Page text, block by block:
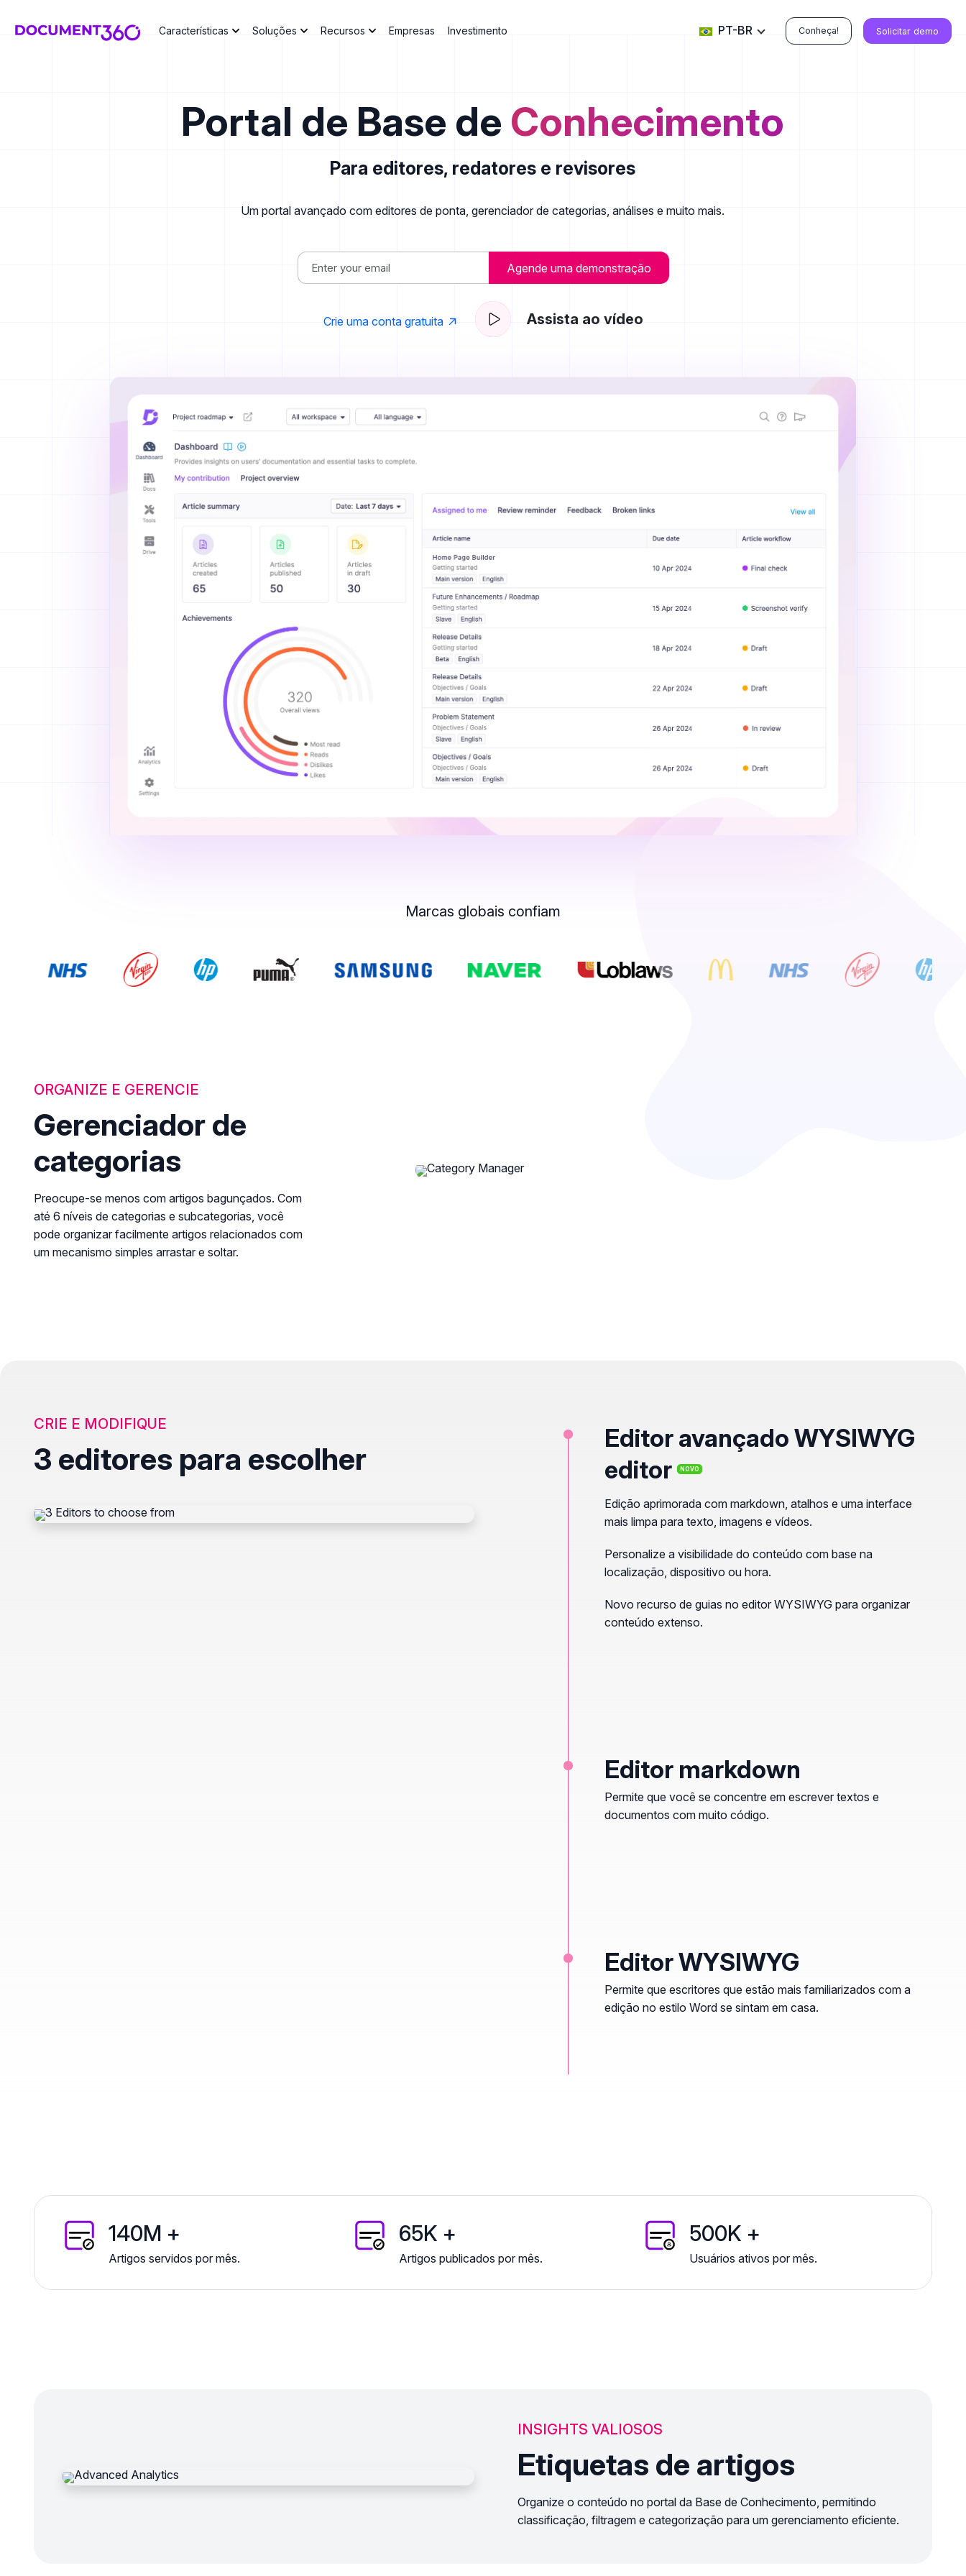
Características Soluções Recursos Empresas Investimento PT-BR Conheça! Solicitar demo
Portal de Base de Conhecimento
Para editores, redatores e revisores
Um portal avançado com editores de ponta, gerenciador de categorias, análises e muito mais.
Agende uma demonstração
Crie uma conta gratuita Assista ao vídeo
Marcas globais confiam
ORGANIZE E GERENCIE
Gerenciador de
categorias
Preocupe-se menos com artigos bagunçados. Com
até 6 níveis de categorias e subcategorias, você
pode organizar facilmente artigos relacionados com
um mecanismo simples arrastar e soltar.
CRIE E MODIFIQUE
3 editores para escolher
Editor avançado WYSIWYG
editor NOVO
Edição aprimorada com markdown, atalhos e uma interface
mais limpa para texto, imagens e vídeos.
Personalize a visibilidade do conteúdo com base na
localização, dispositivo ou hora.
Novo recurso de guias no editor WYSIWYG para organizar
conteúdo extenso.
Editor markdown
Permite que você se concentre em escrever textos e
documentos com muito código.
Editor WYSIWYG
Permite que escritores que estão mais familiarizados com a
edição no estilo Word se sintam em casa.
140M +
Artigos servidos por mês.
65K +
Artigos publicados por mês.
500K +
Usuários ativos por mês.
INSIGHTS VALIOSOS
Etiquetas de artigos
Organize o conteúdo no portal da Base de Conhecimento, permitindo
classificação, filtragem e categorização para um gerenciamento eficiente.